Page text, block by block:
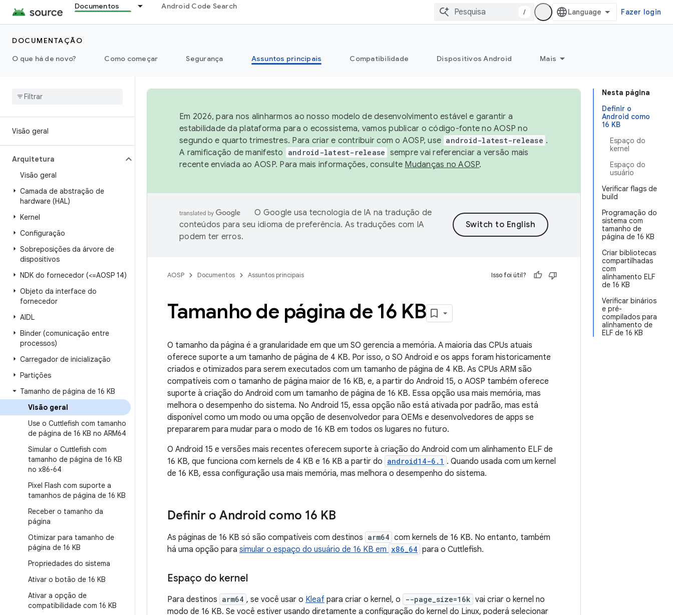
Documentos Android Code Search
/ Fazer login
DOCUMENTAÇÃO
O que há de novo?
Como começar Segurança Assuntos principais Compatibilidade Dispositivos Android Mais
Visão geral
Arquitetura
Visão geral
Camada de abstração de
hardware (HAL)
Kernel
Configuração
Sobreposições da árvore de
dispositivos
NDK do fornecedor (<=AOSP 14)
Objeto da interface do
fornecedor
AIDL
Binder (comunicação entre
processos)
Carregador de inicialização
Partições
Tamanho de página de 16 KB
Visão geral
Use o Cuttlefish com tamanho
de página de 16 KB no ARM64
Simular o Cuttlefish com
tamanho de página de 16 KB
no x86-64
Pixel Flash com suporte a
tamanhos de página de 16 KB
Receber o tamanho da
página
Otimizar para tamanho de
página de 16 KB
Propriedades do sistema
Ativar o botão de 16 KB
Ativar a opção de
compatibilidade com 16 KB
Nesta página
Definir o
Android como
16 KB
Espaço do
kernel
Espaço do
usuário
Verificar flags de
build
Programação do
sistema com
tamanho de
página de 16 KB
Criar bibliotecas
compartilhadas
com
alinhamento ELF
de 16 KB
Verificar binários
e pré-
compilados para
alinhamento de
ELF de 16 KB
Em 2026, para nos alinharmos ao nosso modelo de desenvolvimento estável e garantir a
estabilidade da plataforma para o ecossistema, vamos publicar o código-fonte no AOSP no
segundo e quarto trimestres. Para criar e contribuir com o AOSP, use android-latest-release .
A ramificação de manifesto
android-latest-release sempre vai referenciar a versão mais
recente enviada ao AOSP. Para mais informações, consulte Mudanças no AOSP.
O Google usa tecnologia de IA na tradução de
conteúdos para seu idioma de preferência. As traduções com IA
podem ter erros.
AOSP Documentos Assuntos principais Isso foi útil?
Tamanho de página de 16 KB
O tamanho da página é a granularidade em que um SO gerencia a memória. A maioria das CPUs atuais
oferece suporte a um tamanho de página de 4 KB. Por isso, o SO Android e os apps foram historicamente
criados e otimizados para serem executados com um tamanho de página de 4 KB. As CPUs ARM são
compatíveis com o tamanho de página maior de 16 KB, e, a partir do Android 15, o AOSP também oferece
suporte à criação do Android com um tamanho de página de 16 KB. Essa opção usa mais memória, mas
melhora o desempenho do sistema. No Android 15, essa opção não está ativada por padrão, mas está
disponível como um modo ou uma opção de desenvolvedor para OEMs e desenvolvedores de apps se
prepararem para mudar para o modo de 16 KB em todos os lugares no futuro.
O Android 15 e versões mais recentes oferecem suporte à criação do Android com um alinhamento ELF de
16 KB, que funciona com kernels de 4 KB e 16 KB a partir do android14-6.1 . Quando usada com um kernel
de 16 KB, essa configuração usa mais memória, mas melhora o desempenho do sistema.
Definir o Android como 16 KB
As páginas de 16 KB só são compatíveis com destinos arm64 com kernels de 16 KB. No entanto, também
há uma opção para simular o espaço do usuário de 16 KB em x86_64 para o Cuttlefish.
Espaço do kernel
Para destinos arm64 , se você usar o Kleaf para criar o kernel, o --page_size=16k vai criar o kernel no
modo de 16 KB. Se você estiver usando diretamente a configuração do kernel do Linux, poderá selecionar